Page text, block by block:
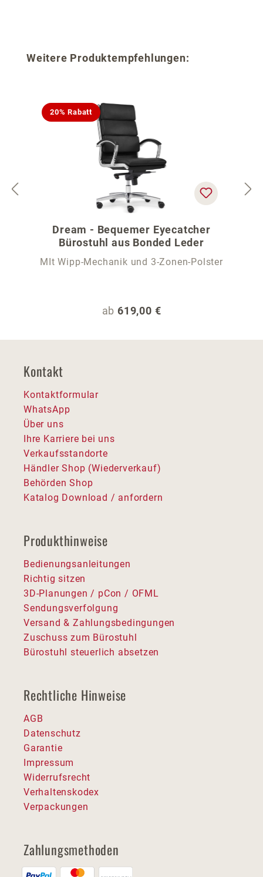
Produktgalerie überspringen
Weitere Produktempfehlungen:
20% Rabatt
Dream - Bequemer Eyecatcher
Bürostuhl aus Bonded Leder
MIt Wipp-Mechanik und 3-Zonen-Polster
Regulärer Preis:
ab 619,00 €
Kontakt
Kontaktformular
WhatsApp
Über uns
Ihre Karriere bei uns
Verkaufsstandorte
Händler Shop (Wiederverkauf)
Behörden Shop
Katalog Download / anfordern
Produkthinweise
Bedienungsanleitungen
Richtig sitzen
3D-Planungen / pCon / OFML
Sendungsverfolgung
Versand & Zahlungsbedingungen
Zuschuss zum Bürostuhl
Bürostuhl steuerlich absetzen
Rechtliche Hinweise
AGB
Datenschutz
Garantie
Impressum
Widerrufsrecht
Verhaltenskodex
Verpackungen
Zahlungsmethoden